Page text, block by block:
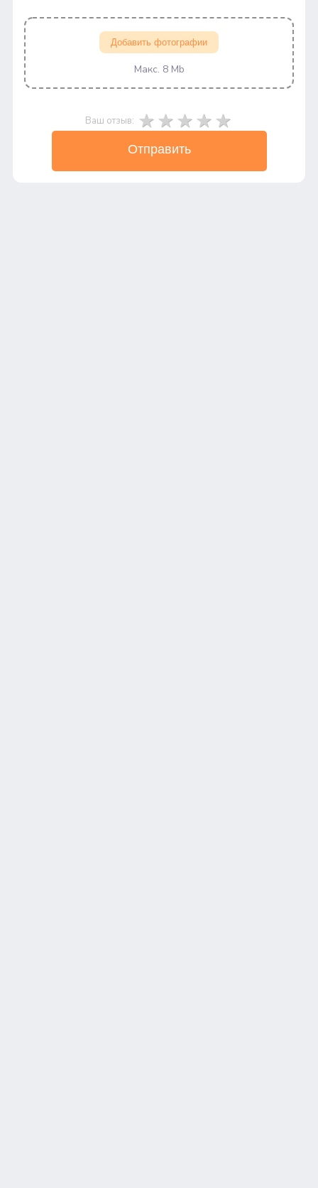
Добавить фотографии
Макс. 8 Mb
Ваш отзыв:
Отправить